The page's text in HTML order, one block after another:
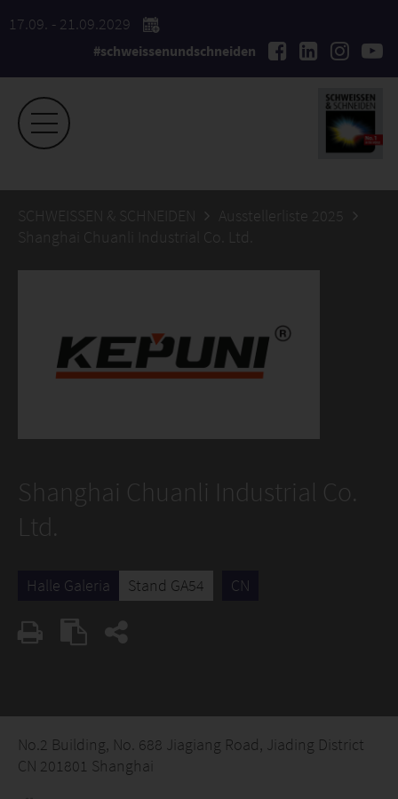
17.09. - 21.09.2029
#schweissenundschneiden
SCHWEISSEN & SCHNEIDEN
Ausstellerliste 2025
Shanghai Chuanli Industrial Co. Ltd.
Shanghai Chuanli Industrial Co.
Ltd.
Halle Galeria Stand GA54 CN
No.2 Building, No. 688 Jiagiang Road, Jiading District
CN 201801 Shanghai